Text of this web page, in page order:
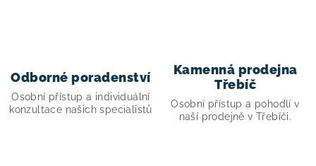
p
s
Odborné poradenství
Osobní přístup a individuální
konzultace našich specialistů
Kamenná prodejna
Třebíč
Osobní přístup a pohodlí v
naší prodejně v Třebíči.